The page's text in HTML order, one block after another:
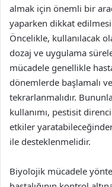
almak için önemli bir
yaparken dikkat
Öncelikle, kullanılacak
dozaj ve uygulama
mücadele genellikle
dönemlerde başlamalı
tekrarlanmalıdır.
kullanımı, pestisit
etkiler
ile desteklenmelidir.
Biyolojik mücadele